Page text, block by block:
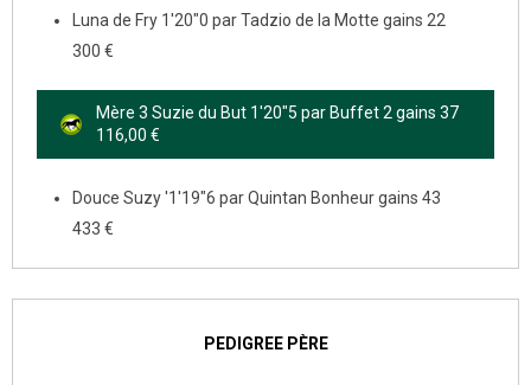
Luna de Fry 1'20"0 par Tadzio de la Motte gains 22
300 €
Mère 3 Suzie du But 1'20"5 par Buffet 2 gains 37
116,00 €
Douce Suzy '1'19"6 par Quintan Bonheur gains 43
433 €
PEDIGREE PÈRE